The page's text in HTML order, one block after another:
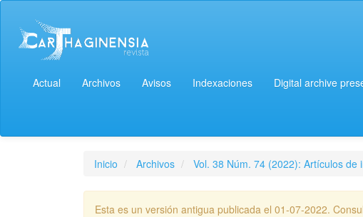
Actual Archivos Avisos Indexaciones Digital archive
Inicio Archivos Vol. 38 Núm. 74 (2022): Artículos de
Esta es un versión antigua publicada el 01-07-2022.